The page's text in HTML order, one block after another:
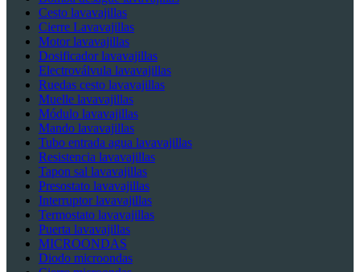
Cesto lavavajillas
Cierre Lavavajillas
Motor lavavajillas
Dosificador lavavajillas
Electroválvula lavavajillas
Ruedas cesto lavavajillas
Muelle lavavajillas
Módulo lavavajillas
Mando lavavajillas
Tubo entrada agua lavavajillas
Resistencia lavavajillas
Tapon sal lavavajillas
Presostato lavavajillas
Interruptor lavavajillas
Termostato lavavajillas
Puerta lavavajillas
MICROONDAS
Diodo microondas